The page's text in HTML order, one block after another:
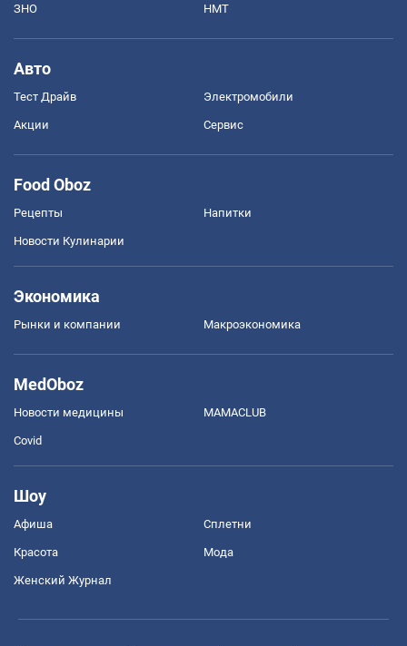
ЗНО НМТ
Авто
Тест Драйв Электромобили
Акции Сервис
Food Oboz
Рецепты Напитки
Новости Кулинарии
Экономика
Рынки и компании Mакроэкономика
MedOboz
Новости медицины MAMACLUB
Covid
Шоу
Афиша Сплетни
Красота Мода
Женский Журнал